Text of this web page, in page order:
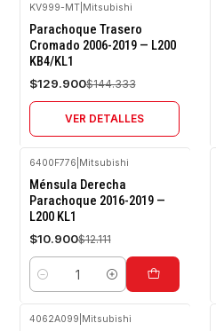
-10%
OFF
Agotado
KV999-MT| Mitsubishi
Parachoque Trasero
Cromado 2006-2019 — L200
KB4/KL1
$129.900$144.333
VER DETALLES
-10%
OFF
6400F776 Mitsubishi
Ménsula Derecha
Parachoque 2016-2019 —
L200 KL1
$10.900$12.111
Cantidad
4062A099 Mitsubishi